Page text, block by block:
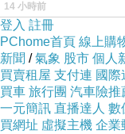
14 小時前
登入 註冊
PChome首頁 線上購
新聞 /氣象 股市 個人
買賣租屋 支付連 國際
買車 旅行團 汽車險推
一元簡訊 直播達人 數
買網址 虛擬主機 企業